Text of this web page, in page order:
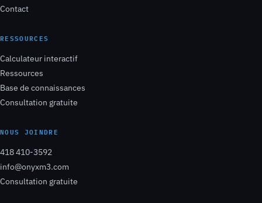
Contact
RESSOURCES
Calculateur interactif
Ressources
Base de connaissances
Consultation gratuite
NOUS JOINDRE
418 410-3592
info@onyxm3.com
Consultation gratuite